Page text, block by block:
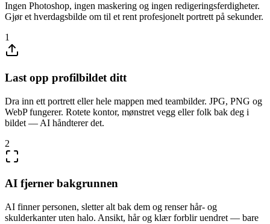
Ingen Photoshop, ingen maskering og ingen redigeringsferdigheter.
Gjør et hverdagsbilde om til et rent profesjonelt portrett på sekunder.
1
Last opp profilbildet ditt
Dra inn ett portrett eller hele mappen med teambilder. JPG, PNG og
WebP fungerer. Rotete kontor, mønstret vegg eller folk bak deg i
bildet — AI håndterer det.
2
AI fjerner bakgrunnen
AI finner personen, sletter alt bak dem og renser hår- og
skulderkanter uten halo. Ansikt, hår og klær forblir uendret — bare